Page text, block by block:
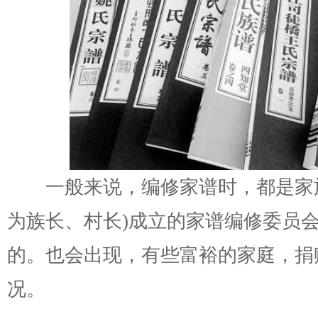
一般来说，编修家谱时，都是家
为族长、村长)成立的家谱编修委员
的。也会出现，有些富裕的家庭，
况。